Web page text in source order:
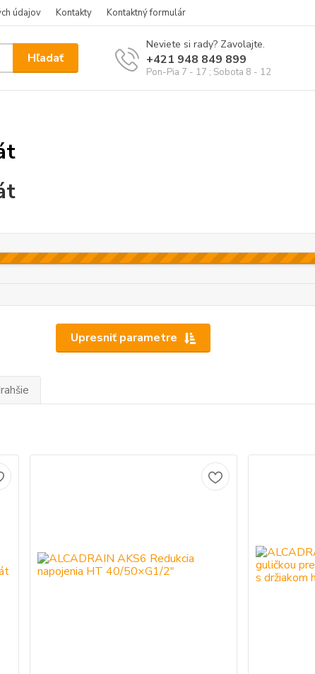
údajov Kontakty Kontaktný formulár
Hľadať
Neviete si rady? Zavolajte.
+421 948 849 899
Pon-Pia 7 - 17 ; Sobota 8 - 12
Upresniť parametre